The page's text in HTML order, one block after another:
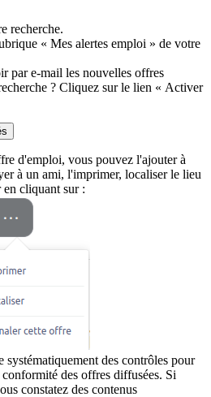
recherche.
« Mes alertes emploi » de votre
par e-mail les nouvelles offres
? Cliquez sur le lien « Activer
d'emploi, vous pouvez l'ajouter à
à un ami, l'imprimer, localiser le lieu
cliquant sur :
systématiquement des contrôles pour
des offres diffusées. Si
constatez des contenus